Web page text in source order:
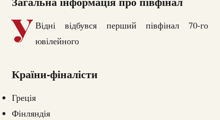
У Відні відбувся перший півфінал 70-го
ювілейного
Країни-фіналісти
Греція
Фінляндія